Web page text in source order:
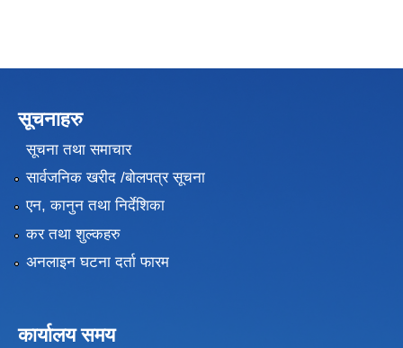
सूचनाहरु
सूचना तथा समाचार
सार्वजनिक खरीद /बोलपत्र सूचना
एन, कानुन तथा निर्देशिका
कर तथा शुल्कहरु
अनलाइन घटना दर्ता फारम
कार्यालय समय